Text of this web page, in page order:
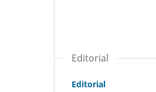
Editorial
Editorial